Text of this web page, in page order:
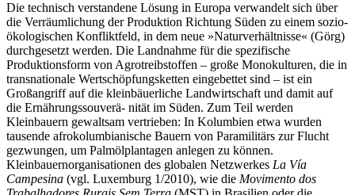
Die technisch verstandene Lösung in Europa verwandelt sich über
die Verräumlichung der Produktion Richtung Süden zu einem sozio-
ökologischen Konfliktfeld, in dem neue »Naturverhältnisse« (Görg)
durchgesetzt werden. Die Landnahme für die spezifische
Produktionsform von Agrotreibstoffen – große Monokulturen, die in
transnationale Wertschöpfungsketten eingebettet sind – ist ein
Großangriff auf die kleinbäuerliche Landwirtschaft und damit auf
die Ernährungssouverä- nität im Süden. Zum Teil werden
Kleinbauern gewaltsam vertrieben: In Kolumbien etwa wurden
tausende afrokolumbianische Bauern von Paramilitärs zur Flucht
gezwungen, um Palmölplantagen anlegen zu können.
Kleinbauernorganisationen des globalen Netzwerkes La Vía
Campesina (vgl. Luxemburg 1/2010), wie die Movimento dos